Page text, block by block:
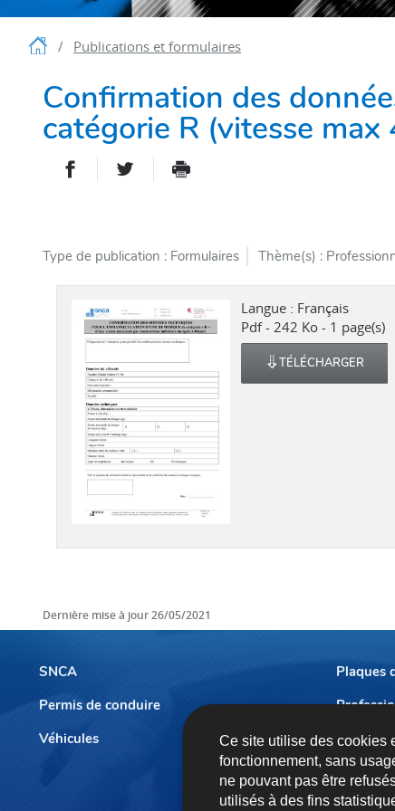
Ce site utilise des cookies
fonctionnement, sans
ne pouvant pas être
utilisés à des fins
AccueilPublications et formulaires
Confirmation des
catégorie R (vitesse max
PARTAGER SUR FACEBOOK
PARTAGER SUR TWITTER
IMPRIMER
Type de publication Formulaires Thème(s)
Langue : Français
Pdf - 242 Ko - 1 page(s)
TÉLÉCHARGER
Dernière mise à jour26/05/2021
Menu
de
SNCA
Permis de conduire
Véhicules
Plaques
Prendre